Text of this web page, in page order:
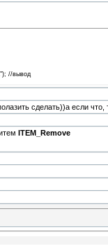
//вывод
сделать))а если
ITEM_Remove